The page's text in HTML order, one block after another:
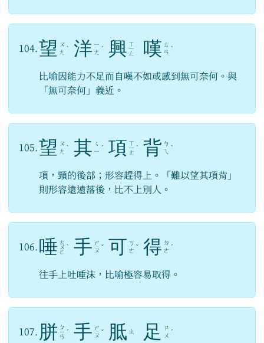
104. 望
ㄨ
ㄤ ˋ 洋 ㄧ
ㄤ ˊ 興 ㄒ
ㄧ
ㄥ 嘆 ㄊ
ㄢ ˋ
比喻因能力不足而自嘆不如或感到無可奈何。與
「無可奈何」義近。
105. 望
ㄨ
ㄤ ˋ 其 ㄑ
ㄧ ˊ 項 ㄒ
ㄧ
ㄤ
ˋ 背 ㄅ
ㄟ ˋ
項，頸的後部；形容趕得上。「難以望其項背」
則形容遠遠落後，比不上別人。
106. 唾 ㄊ
ㄨ
ㄛ
ˋ 手 ㄕ
ㄡ ˇ 可 ㄎ
ㄜ ˇ 得 ㄉ
ㄜ ˊ
往手上吐唾沫，比喻極容易取得。
107. 胼 ㄆ
ㄧ
ㄢ
ˊ 手 ㄕ
ㄡ ˇ 胝 ㄓ 足
ㄗ
ㄨ ˊ